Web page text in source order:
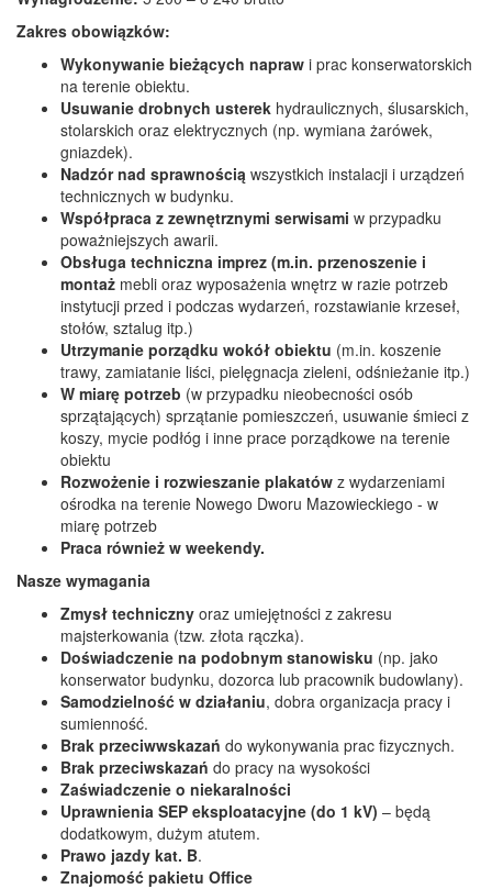
Zakres obowiązków:
Wykonywanie bieżących napraw i prac konserwatorskich
na terenie obiektu.
Usuwanie drobnych usterek hydraulicznych, ślusarskich,
stolarskich oraz elektrycznych (np. wymiana żarówek,
gniazdek).
Nadzór nad sprawnością wszystkich instalacji i urządzeń
technicznych w budynku.
Współpraca z zewnętrznymi serwisami w przypadku
poważniejszych awarii.
Obsługa techniczna imprez (m.in. przenoszenie i
montaż mebli oraz wyposażenia wnętrz w razie potrzeb
instytucji przed i podczas wydarzeń, rozstawianie krzeseł,
stołów, sztalug itp.)
Utrzymanie porządku wokół obiektu (m.in. koszenie
trawy, zamiatanie liści, pielęgnacja zieleni, odśnieżanie itp.)
W miarę potrzeb (w przypadku nieobecności osób
sprzątających) sprzątanie pomieszczeń, usuwanie śmieci z
koszy, mycie podłóg i inne prace porządkowe na terenie
obiektu
Rozwożenie i rozwieszanie plakatów z wydarzeniami
ośrodka na terenie Nowego Dworu Mazowieckiego - w
miarę potrzeb
Praca również w weekendy.
Nasze wymagania
Zmysł techniczny oraz umiejętności z zakresu
majsterkowania (tzw. złota rączka).
Doświadczenie na podobnym stanowisku (np. jako
konserwator budynku, dozorca lub pracownik budowlany).
Samodzielność w działaniu, dobra organizacja pracy i
sumienność.
Brak przeciwwskazań do wykonywania prac fizycznych.
Brak przeciwskazań do pracy na wysokości
Zaświadczenie o niekaralności
Uprawnienia SEP eksploatacyjne (do 1 kV) – będą
dodatkowym, dużym atutem.
Prawo jazdy kat. B.
Znajomość pakietu Office